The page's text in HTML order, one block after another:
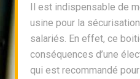
Il est indispensable de
usine pour la
salariés. En effet, ce
conséquences d’une
qui est recommandé